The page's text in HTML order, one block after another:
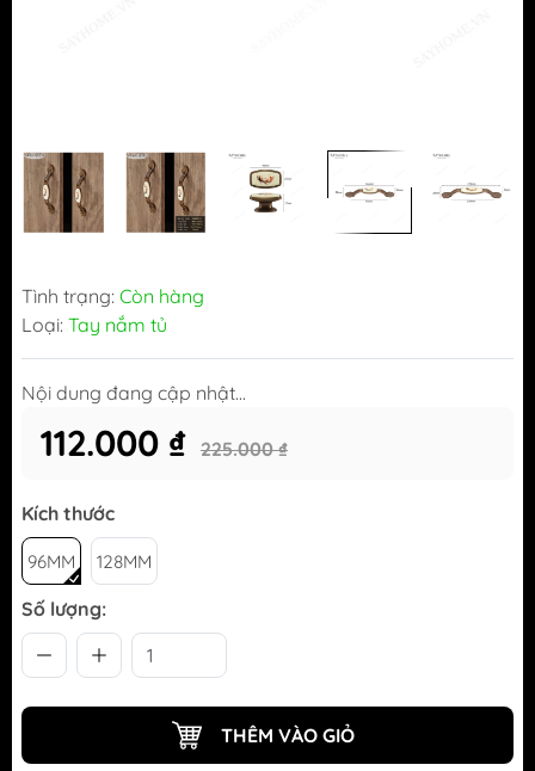
Tình trạng: Còn hàng
Loại: Tay nắm tủ
Nội dung đang cập nhật...
112.000 ₫ 225.000 ₫
Kích thước
96MM 128MM
Số lượng:
THÊM VÀO GIỎ